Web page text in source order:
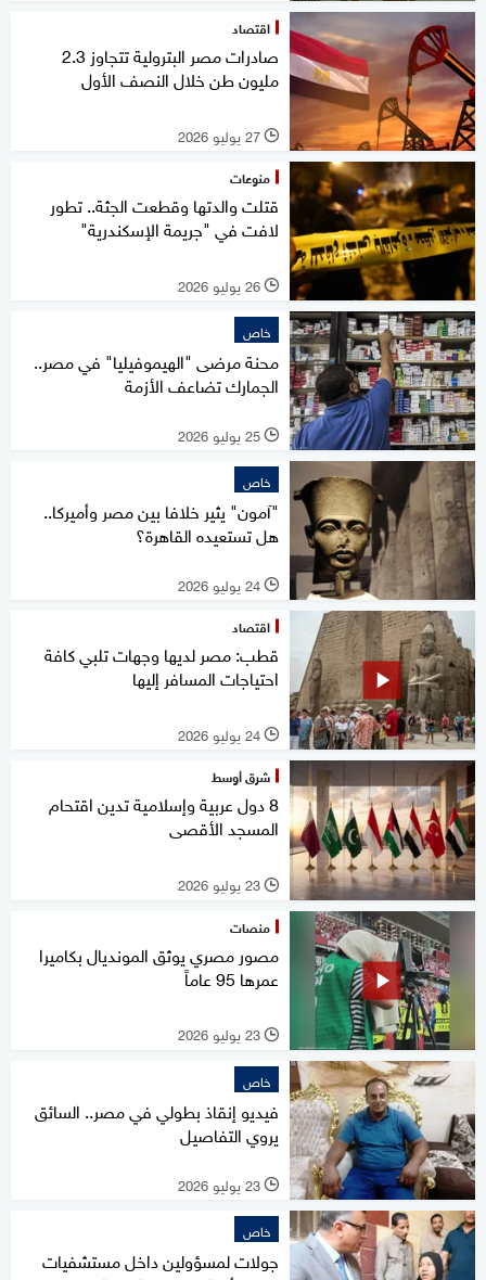
اقتصاد
صادرات مصر البترولية تتجاوز 2.3
مليون طن خلال النصف الأول
l 27 يوليو 2026
منوعات
قتلت والدتها وقطعت الجثة.. تطور
لافت في "جريمة الإسكندرية"
l 26 يوليو 2026
خاص
محنة مرضى "الهيموفيليا" في مصر..
الجمارك تضاعف الأزمة
l 25 يوليو 2026
خاص
"آمون" يثير خلافا بين مصر وأميركا..
هل تستعيده القاهرة؟
l 24 يوليو 2026
اقتصاد
قطب: مصر لديها وجهات تلبي كافة
احتياجات المسافر إليها
l 24 يوليو 2026
شرق أوسط
8 دول عربية وإسلامية تدين اقتحام
المسجد الأقصى
l 23 يوليو 2026
منصات
مصور مصري يوثق المونديال بكاميرا
عمرها 95 عاماً
l 23 يوليو 2026
خاص
فيديو إنقاذ بطولي في مصر.. السائق
يروي التفاصيل
l 23 يوليو 2026
خاص
جولات لمسؤولين داخل مستشفيات